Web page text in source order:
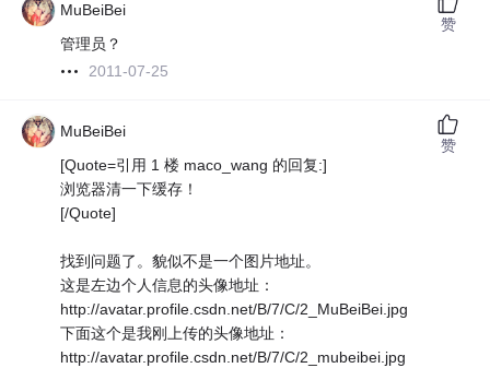
MuBeiBei
管理员？
2011-07-25
赞
MuBeiBei
[Quote=引用 1 楼 maco_wang 的回复:]
浏览器清一下缓存！
[/Quote]
找到问题了。貌似不是一个图片地址。
这是左边个人信息的头像地址：
http://avatar.profile.csdn.net/B/7/C/2_MuBeiBei.jpg
下面这个是我刚上传的头像地址：
http://avatar.profile.csdn.net/B/7/C/2_mubeibei.jpg
赞